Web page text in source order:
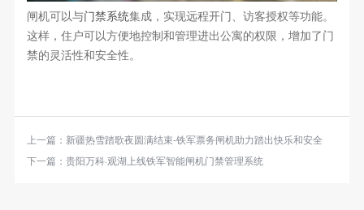
闸机可以与门禁系统集成，实现远程开门、访客授权等功能。
这样，住户可以方便地控制和管理进出公寓的权限，增加了门
禁的灵活性和安全性。
上一篇： 新疆热雪踏歌夜圆满结束-铁军票务闸机助力踏出快乐和安全
下一篇： 贵阳万科·观湖上线铁军智能闸机门禁管理系统